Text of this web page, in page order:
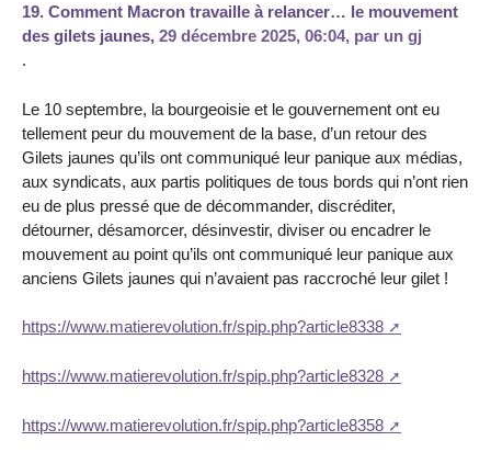
19. Comment Macron travaille à relancer… le mouvement
des gilets jaunes, 29 décembre 2025, 06:04, par un gj
.
Le 10 septembre, la bourgeoisie et le gouvernement ont eu
tellement peur du mouvement de la base, d’un retour des
Gilets jaunes qu’ils ont communiqué leur panique aux médias,
aux syndicats, aux partis politiques de tous bords qui n’ont rien
eu de plus pressé que de décommander, discréditer,
détourner, désamorcer, désinvestir, diviser ou encadrer le
mouvement au point qu’ils ont communiqué leur panique aux
anciens Gilets jaunes qui n’avaient pas raccroché leur gilet !
https://www.matierevolution.fr/spip.php?article8338
https://www.matierevolution.fr/spip.php?article8328
https://www.matierevolution.fr/spip.php?article8358